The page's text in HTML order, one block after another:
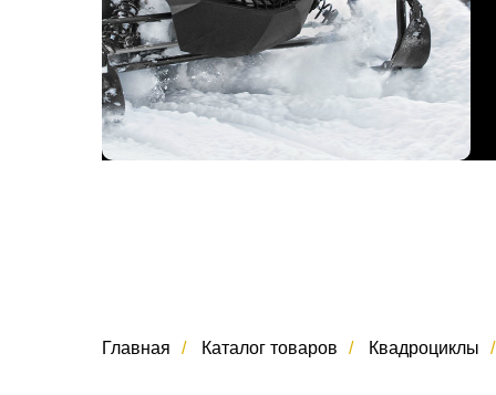
Главная / Каталог товаров / Квадроциклы /